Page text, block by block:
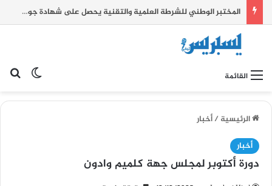
المختبر الوطني للشرطة العلمية والتقنية يحصل على شهادة جودة عالمية
القائمة
الرئيسية/أخبار
أخبار
دورة أكتوبر لمجلس جهة كلميم وادون